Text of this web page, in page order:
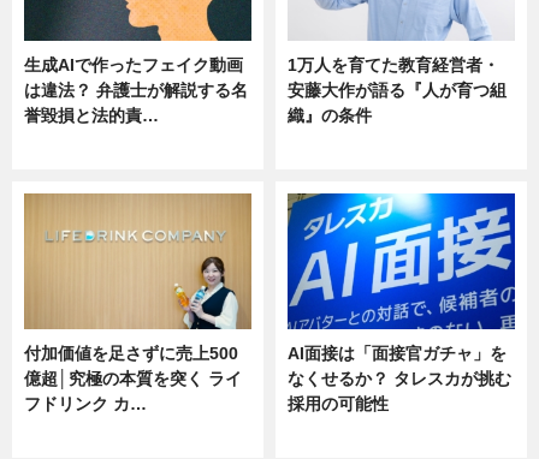
生成AIで作ったフェイク動画
は違法？ 弁護士が解説する名
誉毀損と法的責…
1万人を育てた教育経営者・
安藤大作が語る『人が育つ組
織』の条件
付加価値を足さずに売上500
億超│究極の本質を突く ライ
フドリンク カ…
AI面接は「面接官ガチャ」を
なくせるか？ タレスカが挑む
採用の可能性